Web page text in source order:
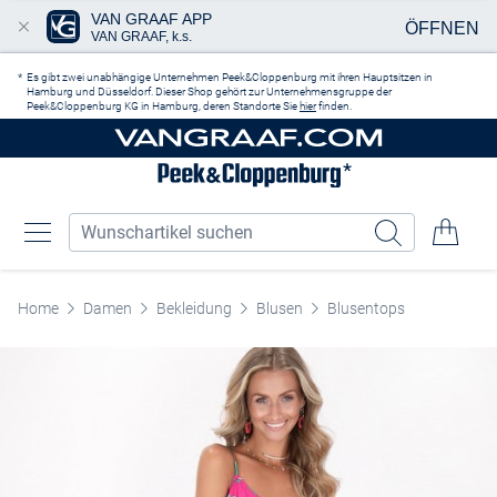
Es gibt zwei unabhängige Unternehmen Peek&Cloppenburg mit ihren Hauptsitzen in
Hamburg und Düsseldorf. Dieser Shop gehört zur Unternehmensgruppe der
Peek&Cloppenburg KG in Hamburg, deren Standorte Sie hierfinden.
Home Damen Bekleidung Blusen Blusentops
VAN GRAAF APP
VAN GRAAF, k.s. ÖFFNEN